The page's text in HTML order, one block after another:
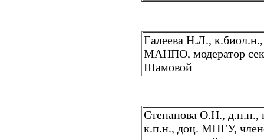
Галеева Н.Л.,
МАНПО, модератор
Шамовой
Степанова О.Н.,
к.п.н., доц. МПГУ,